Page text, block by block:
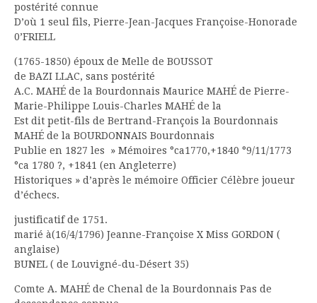
postérité connue
D’où 1 seul fils, Pierre-Jean-Jacques Françoise-Honorade
0’FRIELL
(1765-1850) époux de Melle de BOUSSOT
de BAZI LLAC, sans postérité
A.C. MAHÉ de la Bourdonnais Maurice MAHÉ de Pierre-
Marie-Philippe Louis-Charles MAHÉ de la
Est dit petit-fils de Bertrand-François la Bourdonnais
MAHÉ de la BOURDONNAIS Bourdonnais
Publie en 1827 les » Mémoires °ca1770,+1840 °9/11/1773
°ca 1780 ?, +1841 (en Angleterre)
Historiques » d’après le mémoire Officier Célèbre joueur
d’échecs.
justificatif de 1751.
marié à(16/4/1796) Jeanne-Françoise X Miss GORDON (
anglaise)
BUNEL ( de Louvigné-du-Désert 35)
Comte A. MAHÉ de Chenal de la Bourdonnais Pas de